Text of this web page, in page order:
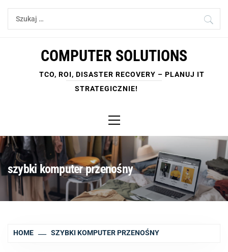
Skip
Szukaj:
COMPUTER SOLUTIONS
TCO, ROI, DISASTER RECOVERY – PLANUJ IT
STRATEGICZNIE!
Menu
szybki komputer przenośny
HOME SZYBKI KOMPUTER PRZENOŚNY